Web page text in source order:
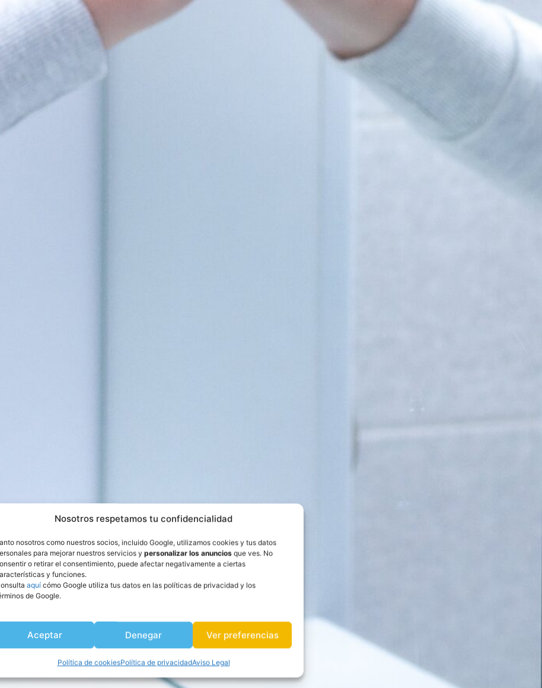
Nosotros respetamos tu confidencialidad
nosotros como nuestros socios, incluido Google, utilizamos cookies y tus datos
para mejorar nuestros servicios y personalizar los anuncios que ves. No
o retirar el consentimiento, puede afectar negativamente a ciertas
y funciones.
aquí cómo Google utiliza tus datos en las políticas de privacidad y los
de Google.
Aceptar Denegar Ver preferencias
Política de cookiesPolítica de privacidadAviso Legal